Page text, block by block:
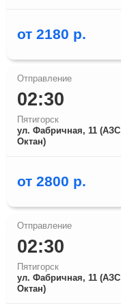
от 2180 р.
02:30
Пятигорск
ул. Фабричная, 11 (АЗС
Октан)
от 2800 р.
02:30
Пятигорск
ул. Фабричная, 11 (АЗС
Октан)